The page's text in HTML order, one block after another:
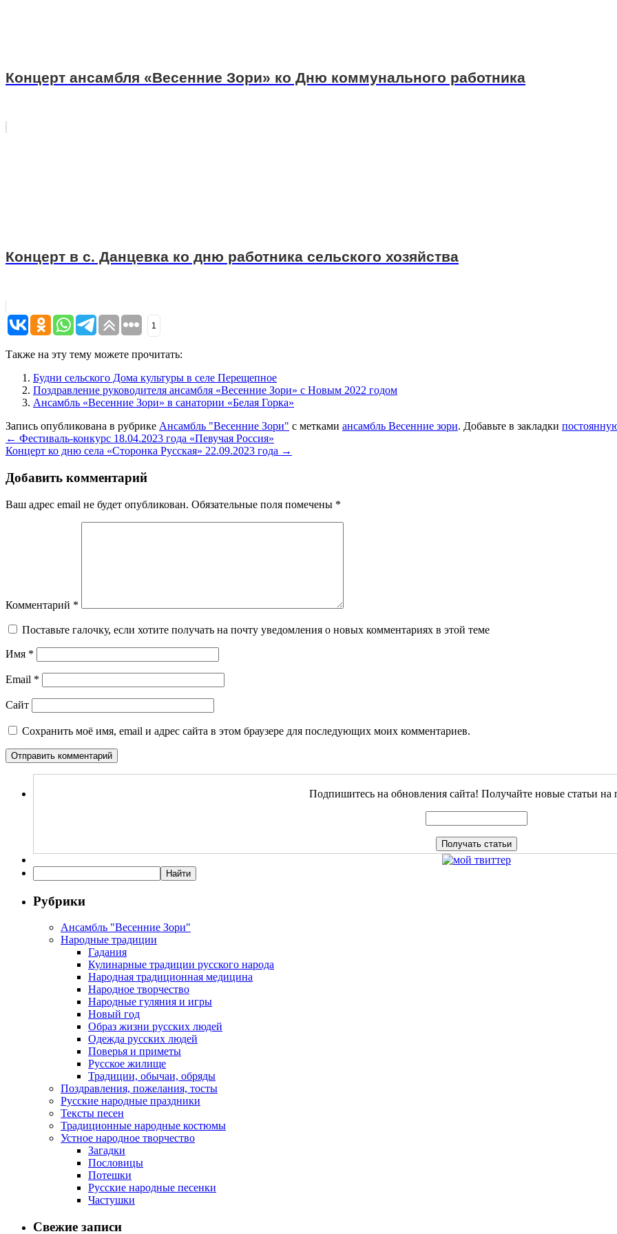
Концерт ансамбля «Весенние Зори» ко Дню коммунального работника
Концерт в с. Данцевка ко дню работника сельского хозяйства
1
Также на эту тему можете прочитать:
Будни сельского Дома культуры в селе Перещепное
Поздравление руководителя ансамбля «Весенние Зори» с Новым 2022 годом
Ансамбль «Весенние Зори» в санатории «Белая Горка»
Запись опубликована в рубрике Ансамбль "Весенние Зори" с метками ансамбль Весенние зори. Добавьте в закладки
← Фестиваль-конкурс 18.04.2023 года «Певучая Россия»
Концерт ко дню села «Сторонка Русская» 22.09.2023 года →
Добавить комментарий
Ваш адрес email не будет опубликован. Обязательные поля помечены *
Комментарий *
Поставьте галочку, если хотите получать на почту уведомления о новых комментариях в этой теме
Имя *
Email *
Сайт
Сохранить моё имя, email и адрес сайта в этом браузере для последующих моих комментариев.
Подпишитесь на обновления сайта! Получайте новые статьи на
Рубрики
Ансамбль "Весенние Зори"
Народные традиции
Гадания
Кулинарные традиции русского народа
Народная традиционная медицина
Народное творчество
Народные гуляния и игры
Новый год
Образ жизни русских людей
Одежда русских людей
Поверья и приметы
Русское жилище
Традиции, обычаи, обряды
Поздравления, пожелания, тосты
Русские народные праздники
Тексты песен
Традиционные народные костюмы
Устное народное творчество
Загадки
Пословицы
Потешки
Русские народные песенки
Частушки
Свежие записи